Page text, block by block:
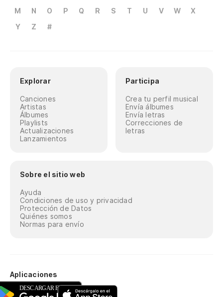
M
N O P Q R S T U V W
X
Y
Z #
Explorar
Canciones
Artistas
Álbumes
Playlists
Actualizaciones
Lanzamientos
Participa
Crea tu perfil musical
Envía álbumes
Envía letras
Correcciones de
letras
Sobre el sitio web
Ayuda
Condiciones de uso y privacidad
Protección de Datos
Quiénes somos
Normas para envío
Aplicaciones